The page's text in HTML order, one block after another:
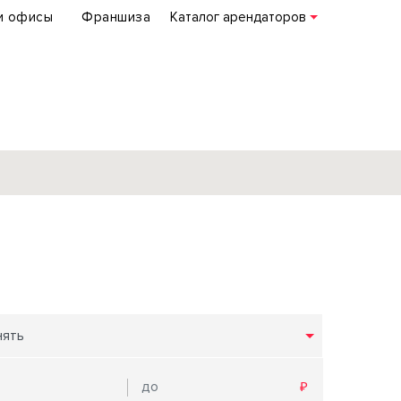
офисы Франшиза Каталог арендаторов